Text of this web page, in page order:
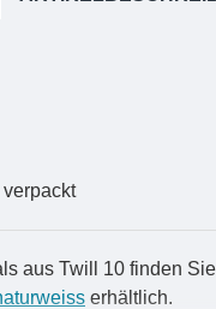
aus Twill 10 finden
erhältlich.